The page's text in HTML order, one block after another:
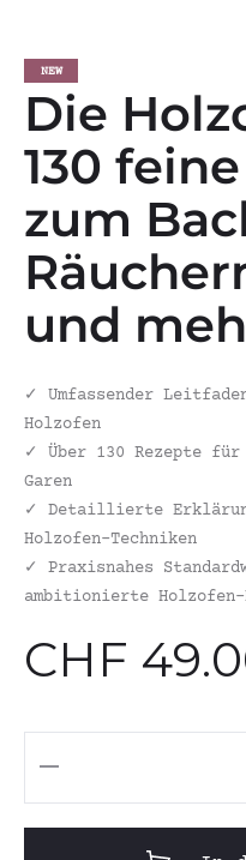
NEW
Die
130
zum
und
✓ Umfassender
Holzofen
✓ Über 130 Rezepte
Garen
✓ Detaillierte
Holzofen-Techniken
✓ Praxisnahes
ambitionierte Holzofen-
CHF